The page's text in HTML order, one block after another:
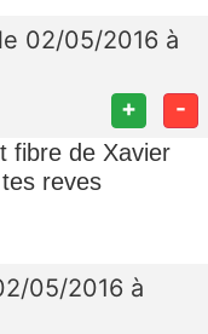
le 02/05/2016 à
+ -
fibre de Xavier
reves
05/2016 à